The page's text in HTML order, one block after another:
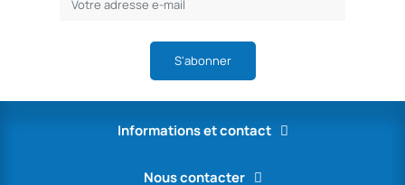
S'abonner
Informations et contact
Nous contacter